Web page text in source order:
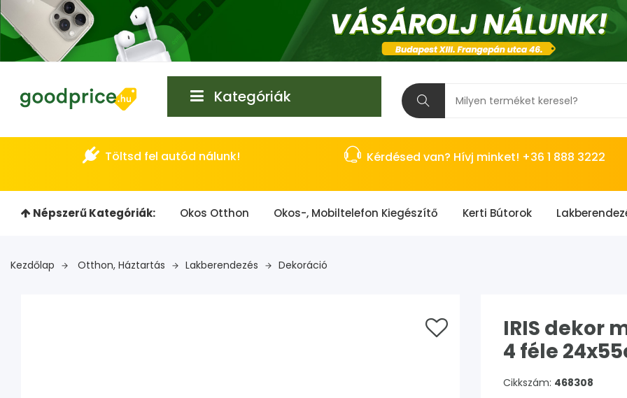
Kategóriák
Töltsd fel autód nálunk! Kérdésed van? Hívj minket! +36 1 888 3222
Népszerű Kategóriák: Okos Otthon Okos-, Mobiltelefon Kiegészítő Kerti Bútorok
Kezdőlap Otthon, Háztartás Lakberendezés Dekoráció
IRIS dekor
4 féle
Cikkszám: 468308